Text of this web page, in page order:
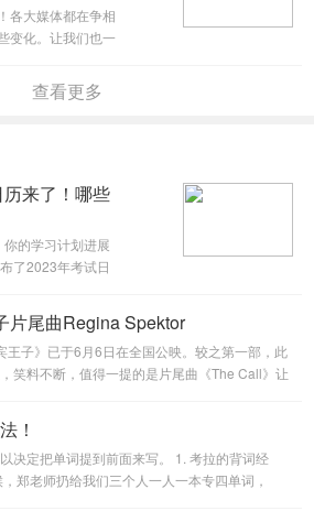
各大媒体都在争相
变化。让我们也一
查看更多
来了！哪些
的学习计划进展
了2023年考试日
片尾曲Regina Spektor
王子》已于6月6日在全国公映。较之第一部，此
笑料不断，值得一提的是片尾曲《The Call》让
！
词提到前面来写。 1. 考拉的背词经